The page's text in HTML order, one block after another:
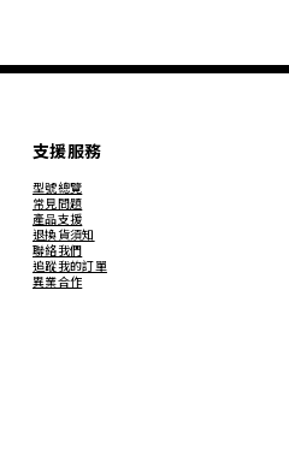
支援服務
型號總覽
常見問題
產品支援
退換貨須知
聯絡我們
追蹤我的訂單
異業合作